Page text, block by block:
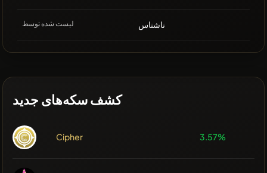
لیست شده توسط ناشناس
کشف سکه‌های جدید
Cipher 3.57%